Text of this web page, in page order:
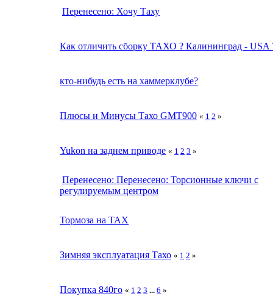
Перенесено: Хочу Таху
Как отличить сборку ТАХО ? Калининград - USA
кто-нибудь есть на хаммерклубе?
Плюсы и Минусы Тахо GMT900 « 1 2 »
Yukon на заднем приводе « 1 2 3 »
Перенесено: Перенесено: Торсионные ключи с
регулируемым центром
Тормоза на ТАХ
Зимняя эксплуатация Тахо « 1 2 »
Покупка 840го « 1 2 3 ... 6 »